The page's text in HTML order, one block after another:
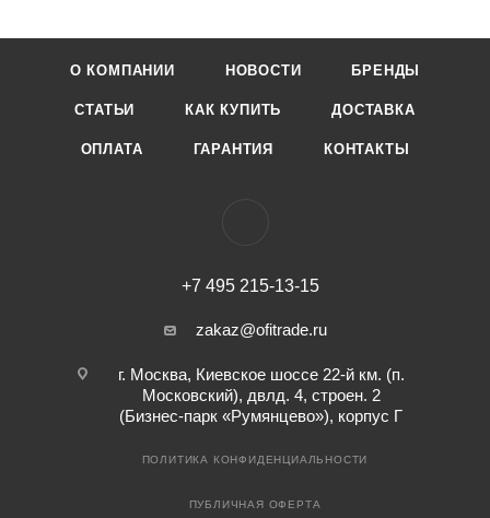
О КОМПАНИИ НОВОСТИ БРЕНДЫ
СТАТЬИ КАК КУПИТЬ ДОСТАВКА
ОПЛАТА ГАРАНТИЯ КОНТАКТЫ
+7 495 215-13-15
zakaz@ofitrade.ru
г. Москва, Киевское шоссе 22-й км. (п.
Московский), двлд. 4, строен. 2
(Бизнес-парк «Румянцево»), корпус Г
ПОЛИТИКА КОНФИДЕНЦИАЛЬНОСТИ
ПУБЛИЧНАЯ ОФЕРТА